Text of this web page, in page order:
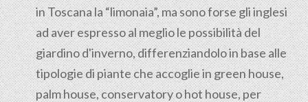
in Toscana la “limonaia”, ma sono forse gli inglesi
ad aver espresso al meglio le possibilità del
giardino d'inverno, differenziandolo in base alle
tipologie di piante che accoglie in green house,
palm house, conservatory o hot house, per